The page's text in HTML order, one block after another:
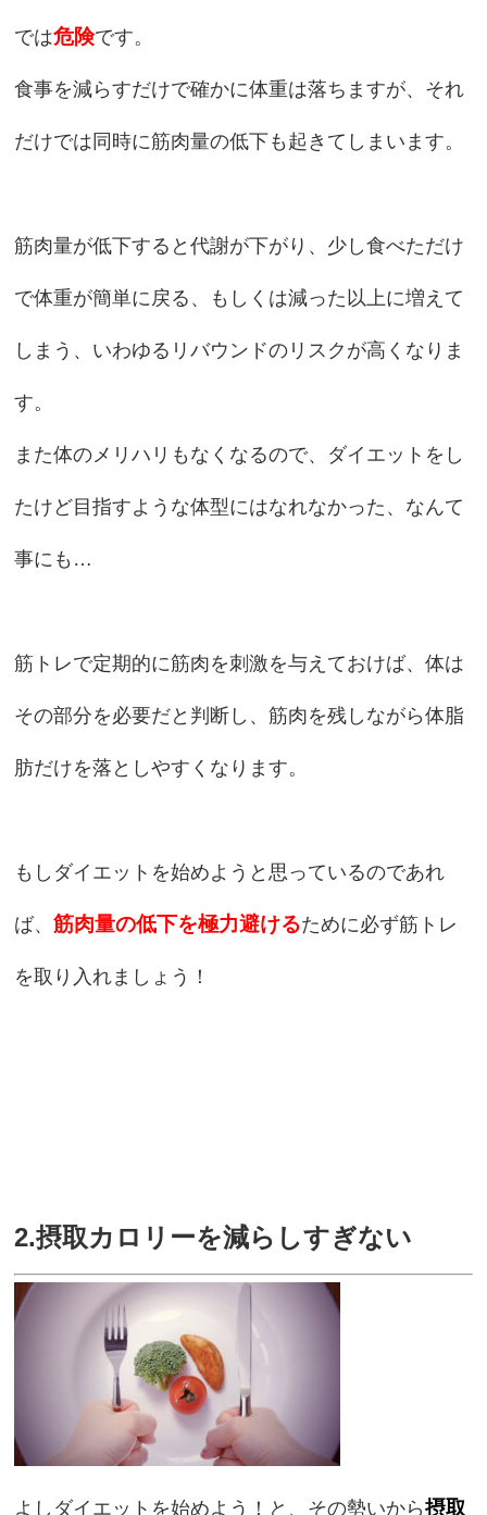
では危険です。
食事を減らすだけで確かに体重は落ちますが、それ
だけでは同時に筋肉量の低下も起きてしまいます。
筋肉量が低下すると代謝が下がり、少し食べただけ
で体重が簡単に戻る、もしくは減った以上に増えて
しまう、いわゆるリバウンドのリスクが高くなりま
す。
また体のメリハリもなくなるので、ダイエットをし
たけど目指すような体型にはなれなかった、なんて
事にも…
筋トレで定期的に筋肉を刺激を与えておけば、体は
その部分を必要だと判断し、筋肉を残しながら体脂
肪だけを落としやすくなります。
もしダイエットを始めようと思っているのであれ
ば、筋肉量の低下を極力避けるために必ず筋トレ
を取り入れましょう！
2.摂取カロリーを減らしすぎない
よしダイエットを始めよう！と、その勢いから摂取